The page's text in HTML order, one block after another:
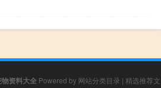
资料大全Powered by 网站分类目录 | 精选推荐文